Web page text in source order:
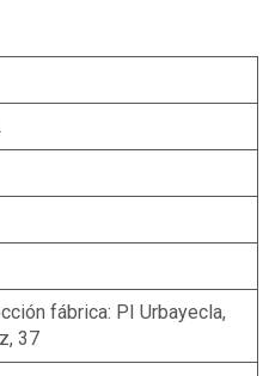
fábrica: PI Urbayecla,
37